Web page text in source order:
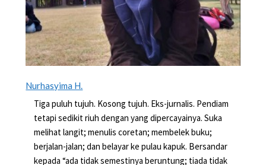
Nurhasyima H.
Tiga puluh tujuh. Kosong tujuh. Eks-jurnalis. Pendiam
tetapi sedikit riuh dengan yang dipercayainya. Suka
melihat langit; menulis coretan; membelek buku;
berjalan-jalan; dan belayar ke pulau kapuk. Bersandar
kepada “ada tidak semestinya beruntung; tiada tidak